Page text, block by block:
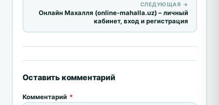
СЛЕДУЮЩАЯ →
Онлайн Махалля (online-mahalla.uz) – личный
кабинет, вход и регистрация
Оставить комментарий
Комментарий *